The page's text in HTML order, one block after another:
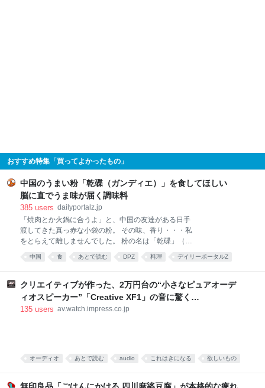
おすすめ特集「買ってよかったもの」
中国のうまい粉「乾碟（ガンディエ）」を食してほしい
脳に直でうま味が届く調味料
385 users dailyportalz.jp
「焼肉とか火鍋に合うよ」と、中国の友達がある日手
渡してきた真っ赤な小袋の粉。 その味、香り・・・私
をとらえて離しませんでした。 粉の名は「乾碟」（ガ
た、脳に直でうま味が届く調味料です。 そんな乾碟を
した。 真っ赤な小袋に入った粉 大学院生のころ、中国
の東北地方から来た留学生の女の子と仲良くなりまし
た。 彼女は辛い物が大好き。「日本には辛い食べ物が
ない」と、中国のショッピングサイト「淘宝」（タオ
キャラの描かれた、真っ赤な小袋をくれました。 なん
中国 食 あとで読む DPZ 料理 デイリーポータルZ
クリエイティブが作った、2万円台の“小さなピュアオーデ
ィオスピーカー”「Creative XF1」の音に驚く
[Sponsored]
135 users av.watch.impress.co.jp
オーディオ あとで読む audio これはきになる 欲しいもの
無印良品「ごはんにかける 四川麻婆豆腐」が本格的な痺れ